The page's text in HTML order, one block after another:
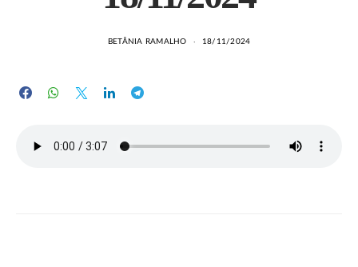
BETÂNIA RAMALHO 18/11/2024